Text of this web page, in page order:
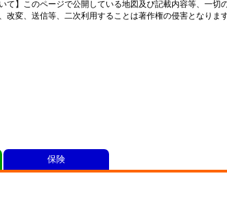
て】このページで公開している地図及び記載内容等、一切
改変、送信等、二次利用することは著作権の侵害となりま
保険